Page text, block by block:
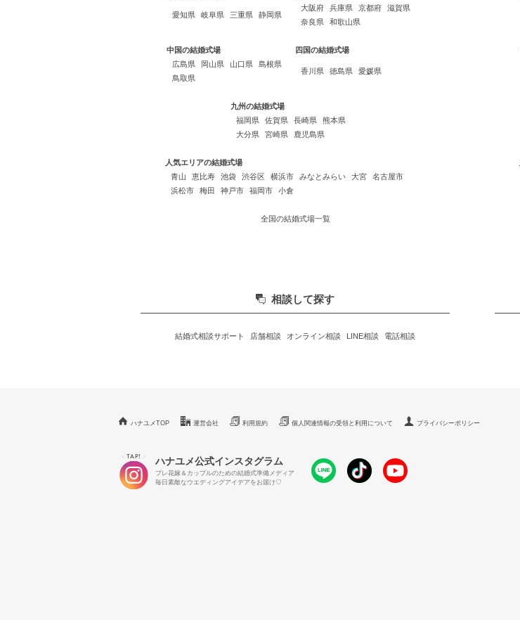
愛知県 岐阜県 三重県 静岡県
大阪府
兵庫県 京都府
滋賀県
奈良県
和歌山県
中国の結婚式場
広島県
岡山県 山口県
島根県
鳥取県
四国の結婚式場
香川県 徳島県 愛媛県
九州の結婚式場
福岡県
佐賀県 長崎県
熊本県
大分県
宮崎県 鹿児島県
人気エリアの結婚式場
青山
恵比寿 池袋 渋谷区 横浜市 みなとみらい 大宮
名古屋市
浜松市
梅田 神戸市 福岡市 小倉
全国の結婚式場一覧
相談して探す
結婚式相談サポート 店舗相談 オンライン相談 LINE相談 電話相談
ハナユメTOP 運営会社 利用規約 個人関連情報の受領と利用について プライバシーポリシー
＼ TAP! ／ ハナユメ公式インスタグラム
プレ花嫁＆カップルのための結婚式準備メディア
毎日素敵なウエディングアイデアをお届け♡